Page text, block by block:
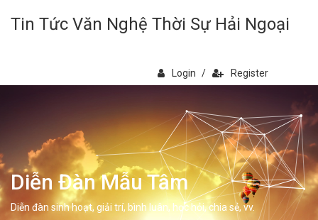
Tin Tức Văn Nghệ Thời Sự Hải Ngoại
Login / Register
Diễn Đàn Mẫu Tâm
Diễn đàn sinh hoạt, giải trí, bình luân, học hỏi, chia sẻ, vv.